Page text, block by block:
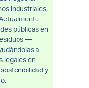
industriales,
públicas en
—
a
legales en
y